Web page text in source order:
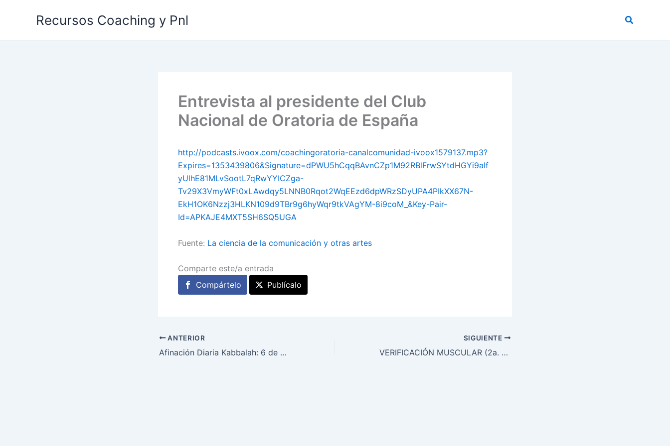
Recursos Coaching y Pnl Buscar
Entrevista al presidente del Club
Nacional de Oratoria de España
http://podcasts.ivoox.com/coachingoratoria-canalcomunidad-ivoox1579137.mp3?
Expires=1353439806&Signature=dPWU5hCqqBAvnCZp1M92RBlFrwSYtdHGYi9alf
yUlhE81MLvSootL7qRwYYICZga-
Tv29X3VmyWFt0xLAwdqy5LNNB0Rqot2WqEEzd6dpWRzSDyUPA4PIkXX67N-
EkH1OK6Nzzj3HLKN109d9TBr9g6hyWqr9tkVAgYM-8i9coM_&Key-Pair-
Id=APKAJE4MXT5SH6SQ5UGA
Fuente: La ciencia de la comunicación y otras artes
Comparte este/a entrada
Compártelo
Publícalo
ANTERIOR
Afinación Diaria Kabbalah: 6 de diciembre de 2012
SIGUIENTE
VERIFICACIÓN MUSCULAR (2a. parte)